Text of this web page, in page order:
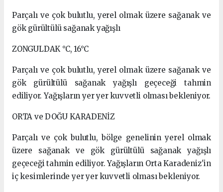
Parçalı ve çok bulutlu, yerel olmak üzere sağanak ve
gök gürültülü sağanak yağışlı
ZONGULDAK °C, 16°C
Parçalı ve çok bulutlu, yerel olmak üzere sağanak ve
gök gürültülü sağanak yağışlı geçeceği tahmin
ediliyor. Yağışların yer yer kuvvetli olması bekleniyor.
ORTA ve DOĞU KARADENİZ
Parçalı ve çok bulutlu, bölge genelinin yerel olmak
üzere sağanak ve gök gürültülü sağanak yağışlı
geçeceği tahmin ediliyor. Yağışların Orta Karadeniz'in
iç kesimlerinde yer yer kuvvetli olması bekleniyor.